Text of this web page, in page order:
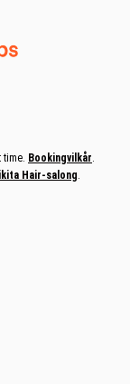
time. Bookingvilkår.
Hair-salong.